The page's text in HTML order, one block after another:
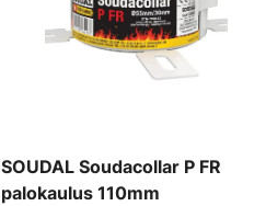
SOUDAL Soudacollar P FR
palokaulus 110mm